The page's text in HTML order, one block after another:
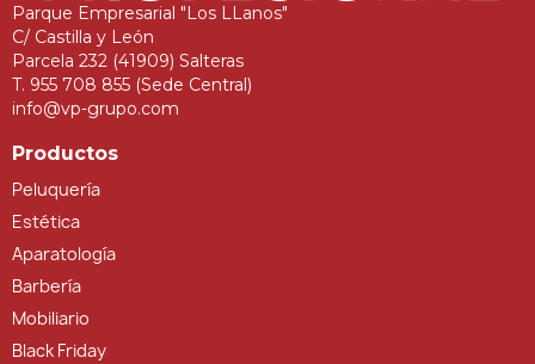
Parque Empresarial "Los LLanos"
C/ Castilla y León
Parcela 232 (41909) Salteras
T. 955 708 855 (Sede Central)
info@vp-grupo.com
Productos
Peluquería
Estética
Aparatología
Barbería
Mobiliario
Black Friday